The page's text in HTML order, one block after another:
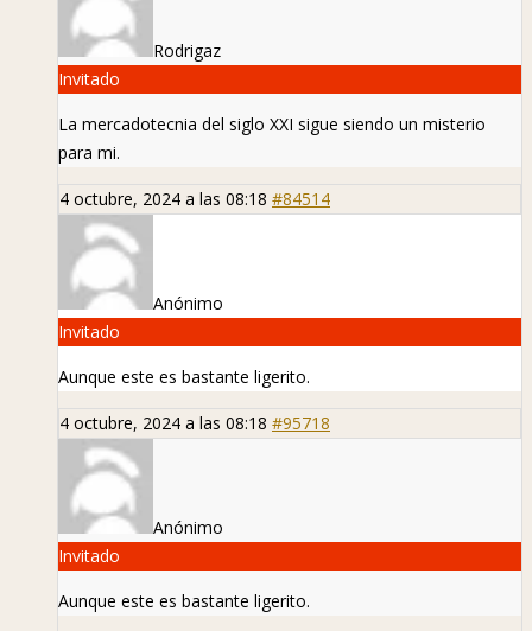
Rodrigaz
Invitado
La mercadotecnia del siglo XXI sigue siendo un misterio
para mi.
4 octubre, 2024 a las 08:18 #84514
Anónimo
Invitado
Aunque este es bastante ligerito.
4 octubre, 2024 a las 08:18 #95718
Anónimo
Invitado
Aunque este es bastante ligerito.